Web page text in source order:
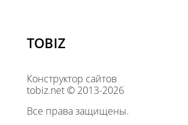
TOBIZ
Конструктор сайтов
tobiz.net © 2013-2026
Все права защищены.